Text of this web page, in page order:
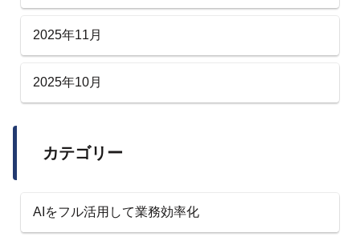
2025年11月
2025年10月
カテゴリー
AIをフル活用して業務効率化